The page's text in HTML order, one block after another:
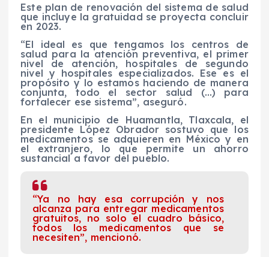
Este plan de renovación del sistema de salud
que incluye la gratuidad se proyecta concluir
en 2023.
“El ideal es que tengamos los centros de
salud para la atención preventiva, el primer
nivel de atención, hospitales de segundo
nivel y hospitales especializados. Ese es el
propósito y lo estamos haciendo de manera
conjunta, todo el sector salud (…) para
fortalecer ese sistema”, aseguró.
En el municipio de Huamantla, Tlaxcala, el
presidente López Obrador sostuvo que los
medicamentos se adquieren en México y en
el extranjero, lo que permite un ahorro
sustancial a favor del pueblo.
“Ya no hay esa corrupción y nos
alcanza para entregar medicamentos
gratuitos, no solo el cuadro básico,
todos los medicamentos que se
necesiten”, mencionó.